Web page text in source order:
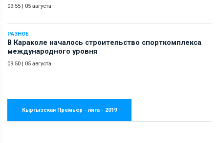
09:55 | 05 августа
РАЗНОЕ
В Караколе началось строительство спорткомплекса
международного уровня
09:50 | 05 августа
Кыргызская Премьер - лига - 2019